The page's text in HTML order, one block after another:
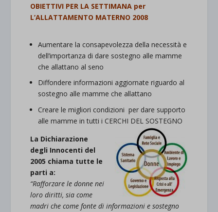
OBIETTIVI PER LA SETTIMANA per
L’ALLATTAMENTO MATERNO 2008
Aumentare la consapevolezza della necessità e
dell’importanza di dare sostegno alle mamme
che allattano al seno
Diffondere informazioni aggiornate riguardo al
sostegno alle mamme che allattano
Creare le migliori condizioni per dare supporto
alle mamme in tutti i CERCHI DEL SOSTEGNO
La Dichiarazione
degli Innocenti del
2005 chiama tutte le
parti a:
“Rafforzare le donne nei
loro diritti, sia come
madri che come fonte di informazioni e sostegno